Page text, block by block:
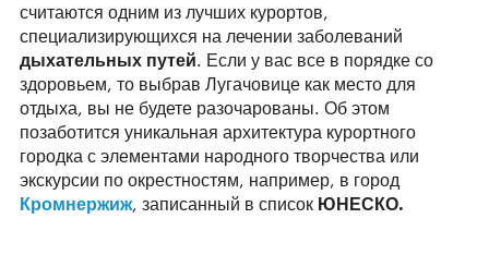
считаются одним из лучших курортов,
специализирующихся на лечении заболеваний
дыхательных путей. Если у вас все в порядке со
здоровьем, то выбрав Лугачовице как место для
отдыха, вы не будете разочарованы. Об этом
позаботится уникальная архитектура курортного
городка с элементами народного творчества или
экскурсии по окрестностям, например, в город
Кромнержиж, записанный в список ЮНЕСКО.